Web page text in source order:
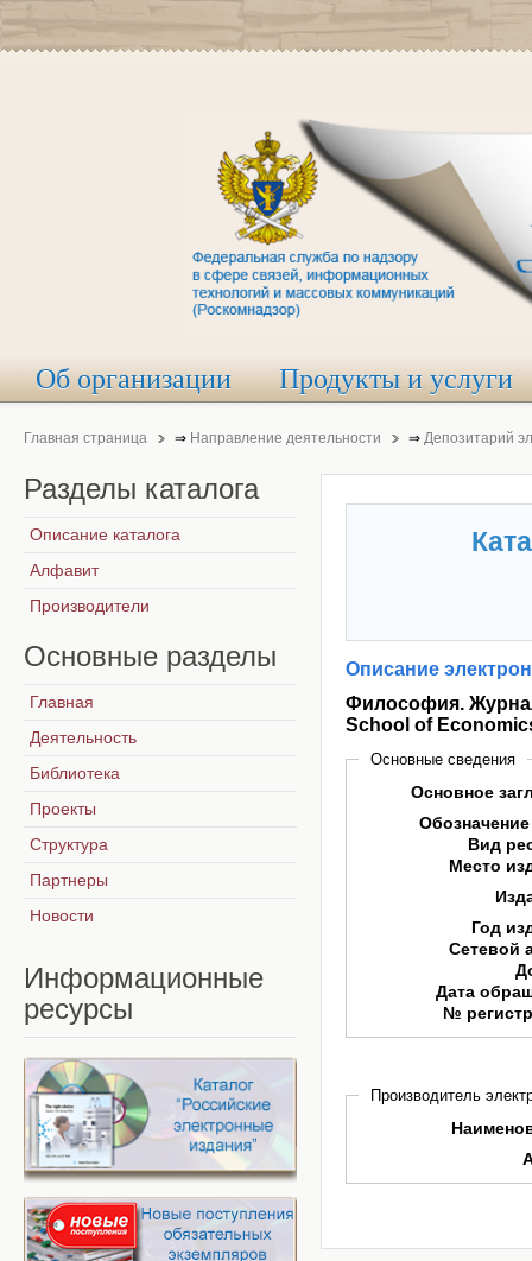
Об организации Продукты и услуги
Главная страница ⇒ Направление деятельности ⇒ Депозитарий
Описание
Философия.
School of
Основные сведения
Основное
Вид
Место
Год
Сетевой
Дата
№
Производитель
Разделы каталога
Описание каталога
Алфавит
Производители
Основные разделы
Главная
Деятельность
Библиотека
Проекты
Структура
Партнеры
Новости
Информационные
ресурсы